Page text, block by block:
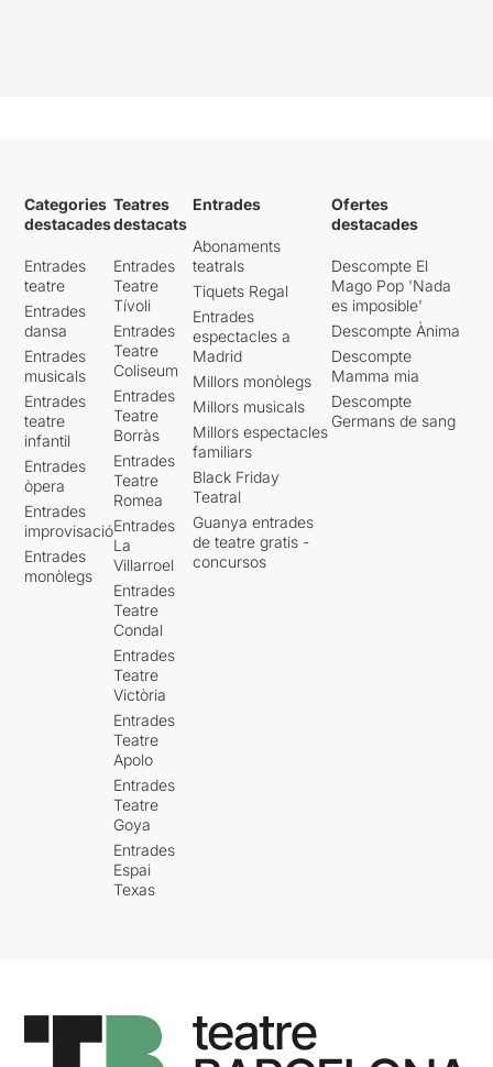
Categories
destacades
Entrades
teatre
Entrades
dansa
Entrades
musicals
Entrades
teatre
infantil
Entrades
òpera
Entrades
improvisació
Entrades
monòlegs
Teatres
destacats
Entrades
Teatre
Tívoli
Entrades
Teatre
Coliseum
Entrades
Teatre
Borràs
Entrades
Teatre
Romea
Entrades
La
Villarroel
Entrades
Teatre
Condal
Entrades
Teatre
Victòria
Entrades
Teatre
Apolo
Entrades
Teatre
Goya
Entrades
Espai
Texas
Entrades
Abonaments
teatrals
Tiquets Regal
Entrades
espectacles a
Madrid
Millors monòlegs
Millors musicals
Millors espectacles
familiars
Black Friday
Teatral
Guanya entrades
de teatre gratis -
concursos
Ofertes
destacades
Descompte El
Mago Pop 'Nada
es imposible'
Descompte Ànima
Descompte
Mamma mia
Descompte
Germans de sang